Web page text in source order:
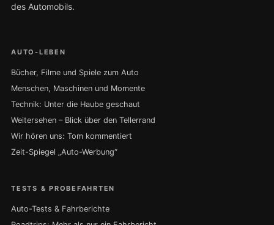
des Automobils.
AUTO-LEBEN
Bücher, Filme und Spiele zum Auto
Menschen, Maschinen und Momente
Technik: Unter die Haube geschaut
Weitersehen – Blick über den Tellerrand
Wir hören uns: Tom kommentiert
Zeit-Spiegel „Auto-Werbung“
TESTS & PROBEFAHRTEN
Auto-Tests & Fahrberichte